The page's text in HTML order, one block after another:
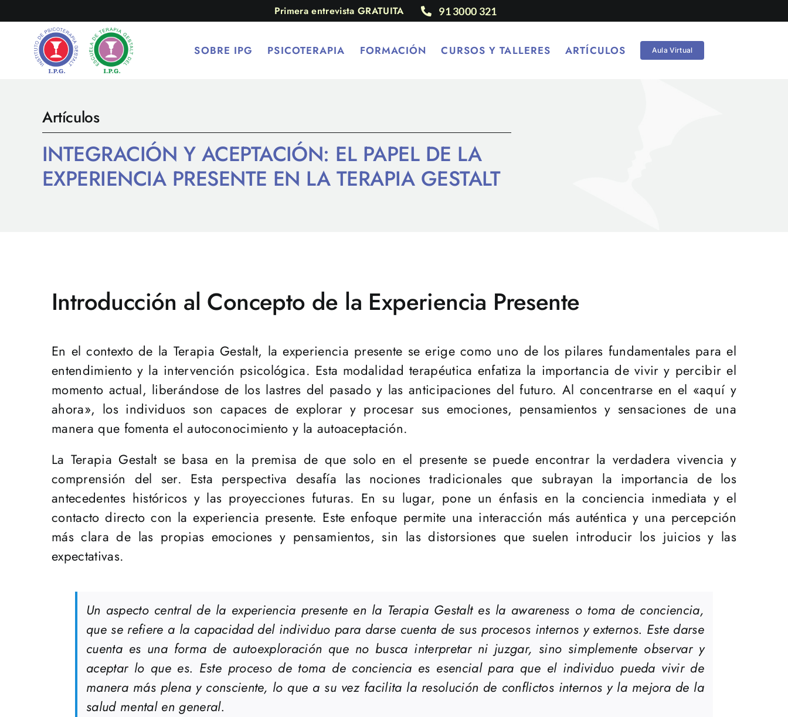
al
contenido
Primera entrevista GRATUITA 91 3000 321
SOBRE IPG PSICOTERAPIA FORMACIÓN CURSOS Y TALLERES ARTÍCULOS Aula Virtual
Artículos
INTEGRACIÓN Y ACEPTACIÓN: EL PAPEL DE LA
EXPERIENCIA PRESENTE EN LA TERAPIA GESTALT
Introducción al Concepto de la Experiencia Presente
En el contexto de la Terapia Gestalt, la experiencia presente se erige como uno de los pilares fundamentales para el
entendimiento y la intervención psicológica. Esta modalidad terapéutica enfatiza la importancia de vivir y percibir el
momento actual, liberándose de los lastres del pasado y las anticipaciones del futuro. Al concentrarse en el «aquí y
ahora», los individuos son capaces de explorar y procesar sus emociones, pensamientos y sensaciones de una
manera que fomenta el autoconocimiento y la autoaceptación.
La Terapia Gestalt se basa en la premisa de que solo en el presente se puede encontrar la verdadera vivencia y
comprensión del ser. Esta perspectiva desafía las nociones tradicionales que subrayan la importancia de los
antecedentes históricos y las proyecciones futuras. En su lugar, pone un énfasis en la conciencia inmediata y el
contacto directo con la experiencia presente. Este enfoque permite una interacción más auténtica y una percepción
más clara de las propias emociones y pensamientos, sin las distorsiones que suelen introducir los juicios y las
expectativas.
Un aspecto central de la experiencia presente en la Terapia Gestalt es la awareness o toma de conciencia,
que se refiere a la capacidad del individuo para darse cuenta de sus procesos internos y externos. Este darse
cuenta es una forma de autoexploración que no busca interpretar ni juzgar, sino simplemente observar y
aceptar lo que es. Este proceso de toma de conciencia es esencial para que el individuo pueda vivir de
manera más plena y consciente, lo que a su vez facilita la resolución de conflictos internos y la mejora de la
salud mental en general.